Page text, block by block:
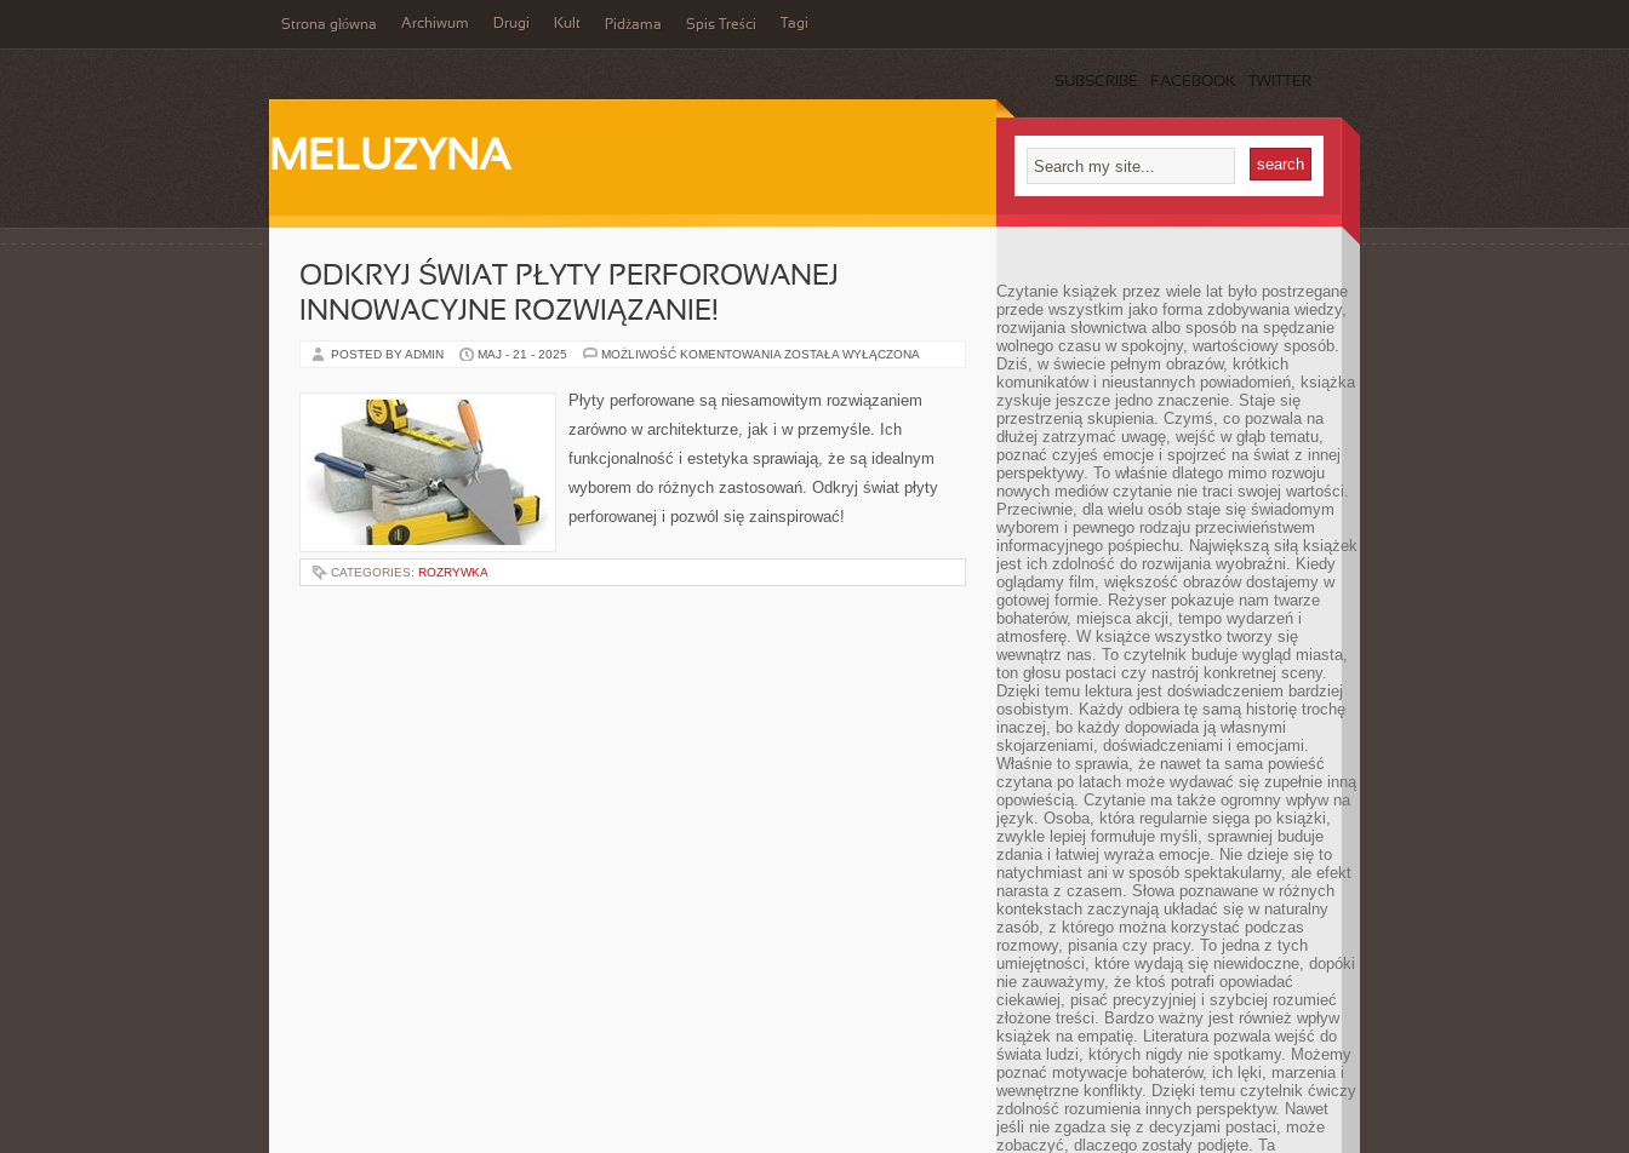
Strona główna Archiwum Drugi Kult Pidżama Spis Treści Tagi
SUBSCRIBE FACEBOOK TWITTER
MELUZYNA
ODKRYJ ŚWIAT PŁYTY PERFOROWANEJ –
INNOWACYJNE ROZWIĄZANIE!
POSTED BY ADMIN MAJ - 21 - 2025 MOŻLIWOŚĆ KOMENTOWANIA ODKRYJ
PERFOROWANEJ
–
ROZWIĄZANIE!
ZOSTAŁA WYŁĄCZONA
Płyty perforowane są niesamowitym rozwiązaniem
zarówno w architekturze, jak i w przemyśle. Ich
funkcjonalność i estetyka sprawiają, że są idealnym
wyborem do różnych zastosowań. Odkryj świat płyty
perforowanej i pozwól się zainspirować!
CATEGORIES: ROZRYWKA
Czytanie książek przez wiele lat było postrzegane
przede wszystkim jako forma zdobywania wiedzy,
rozwijania słownictwa albo sposób na spędzanie
wolnego czasu w spokojny, wartościowy sposób.
Dziś, w świecie pełnym obrazów, krótkich
komunikatów i nieustannych powiadomień, książka
zyskuje jeszcze jedno znaczenie. Staje się
przestrzenią skupienia. Czymś, co pozwala na
dłużej zatrzymać uwagę, wejść w głąb tematu,
poznać czyjeś emocje i spojrzeć na świat z innej
perspektywy. To właśnie dlatego mimo rozwoju
nowych mediów czytanie nie traci swojej wartości.
Przeciwnie, dla wielu osób staje się świadomym
wyborem i pewnego rodzaju przeciwieństwem
informacyjnego pośpiechu. Największą siłą książek
jest ich zdolność do rozwijania wyobraźni. Kiedy
oglądamy film, większość obrazów dostajemy w
gotowej formie. Reżyser pokazuje nam twarze
bohaterów, miejsca akcji, tempo wydarzeń i
atmosferę. W książce wszystko tworzy się
wewnątrz nas. To czytelnik buduje wygląd miasta,
ton głosu postaci czy nastrój konkretnej sceny.
Dzięki temu lektura jest doświadczeniem bardziej
osobistym. Każdy odbiera tę samą historię trochę
inaczej, bo każdy dopowiada ją własnymi
skojarzeniami, doświadczeniami i emocjami.
Właśnie to sprawia, że nawet ta sama powieść
czytana po latach może wydawać się zupełnie inną
opowieścią. Czytanie ma także ogromny wpływ na
język. Osoba, która regularnie sięga po książki,
zwykle lepiej formułuje myśli, sprawniej buduje
zdania i łatwiej wyraża emocje. Nie dzieje się to
natychmiast ani w sposób spektakularny, ale efekt
narasta z czasem. Słowa poznawane w różnych
kontekstach zaczynają układać się w naturalny
zasób, z którego można korzystać podczas
rozmowy, pisania czy pracy. To jedna z tych
umiejętności, które wydają się niewidoczne, dopóki
nie zauważymy, że ktoś potrafi opowiadać
ciekawiej, pisać precyzyjniej i szybciej rozumieć
złożone treści. Bardzo ważny jest również wpływ
książek na empatię. Literatura pozwala wejść do
świata ludzi, których nigdy nie spotkamy. Możemy
poznać motywacje bohaterów, ich lęki, marzenia i
wewnętrzne konflikty. Dzięki temu czytelnik ćwiczy
zdolność rozumienia innych perspektyw. Nawet
jeśli nie zgadza się z decyzjami postaci, może
zobaczyć, dlaczego zostały podjęte. Ta